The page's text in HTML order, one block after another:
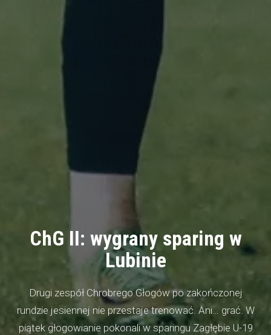
ChG II: wygrany sparing w
Lubinie
Drugi zespół Chrobrego Głogów po zakończonej
rundzie jesiennej nie przestaje trenować. Ani… grać. W
piątek głogowianie pokonali w sparingu Zagłębie U-19